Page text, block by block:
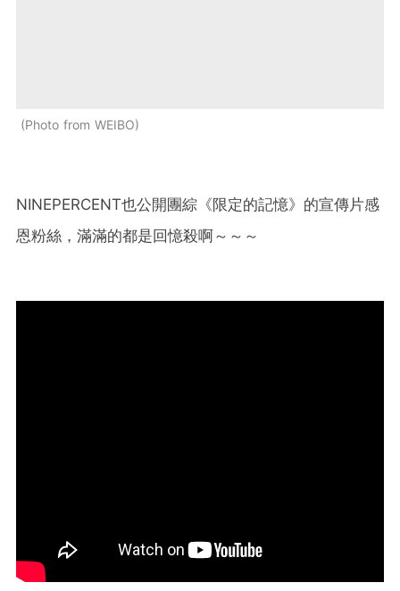
Photo from WEIBO
NINEPERCENT也公開團綜《限定的記憶》的宣傳片感
恩粉絲，滿滿的都是回憶殺啊～～～